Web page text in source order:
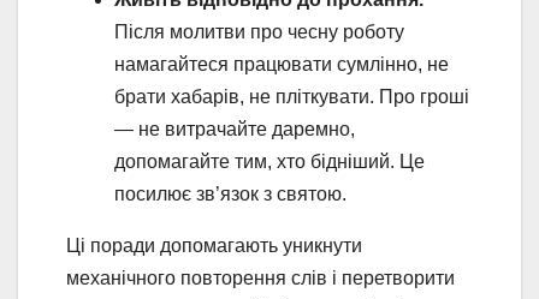
Після молитви про чесну роботу
намагайтеся працювати сумлінно, не
брати хабарів, не пліткувати. Про гроші
— не витрачайте даремно,
допомагайте тим, хто бідніший. Це
посилює зв’язок з святою.
Ці поради допомагають уникнути
механічного повторення слів і перетворити